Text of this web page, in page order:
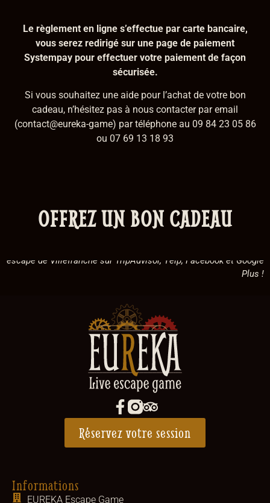
Le règlement en ligne s’effectue par carte bancaire,
vous serez redirigé sur une page de paiement
Systempay pour effectuer votre paiement de façon
sécurisée.
Si vous souhaitez une aide pour l’achat de votre bon
cadeau, n’hésitez pas à nous contacter par email
(contact@eureka-game) par téléphone au 09 84 23 05 86
ou 07 69 13 18 93
OFFREZ UN BON CADEAU
escape de Villefranche sur TripAdvisor, Yelp, Facebook et Google
Plus !
Réservez votre session
Informations
EUREKA Escape Game